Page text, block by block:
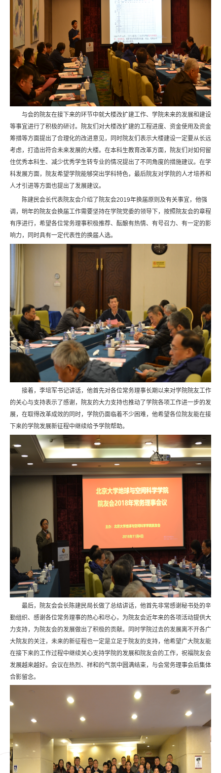
与会的院友在接下来的环节中就大楼改扩建工作、学院未来的发展和建设
等事宜进行了积极的研讨。院友们对大楼改扩建的工程进度、资金使用及资金
筹措等方面提出了合理化的改进意见，同时院友们表示大楼建设一定要从长远
考虑，打造出符合未来发展的大楼。在本科生教育改革方面，院友们对如何留
住优秀本科生、减少优秀学生转专业的情况提出了不同角度的措施建议。在学
科发展方面，院友希望学院能够突出学科特色，最后院友对学院的人才培养和
人才引进等方面也提出了发展建议。
陈建民会长代表院友会介绍了院友会2019年换届原则及有关事宜，他强
调，明年的院友会换届工作需要坚持在学院党委的领导下，按照院友会的章程
有序进行，希望各位常务理事积极推荐、酝酿有热情、有号召力、有一定的影
响力，同时具有一定代表性的换届人选。
接着，李培军书记讲话，他首先对各位常务理事长期以来对学院院友工作
的关心与支持表示了感谢，院友的大力支持也推动了学院各项工作进一步的发
展，在取得改革成效的同时，学院仍面临着不少困难，他希望各位院友能在接
下来的学院发展新征程中继续给予学院帮助。
最后，院友会会长陈建民局长做了总结讲话，他首先非常感谢秘书处的辛
勤组织、感谢各位常务理事的热心和尽心，为院友会近年来的各项活动提供大
力支持，为院友会的发展做出了积极的贡献。同时学院过去的发展离不开各广
大院友的关注，未来的新征程也一定是立足于院友的支持，他希望广大院友能
在接下来的工作过程中继续关心支持学院的发展和院友会的工作，祝福院友会
发展越来越好。会议在热烈、祥和的气氛中圆满结束，与会常务理事会后集体
合影留念。